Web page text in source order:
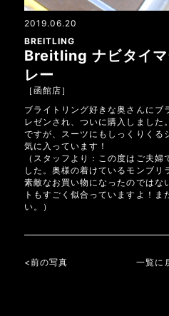
2019.06.20
BREITLING
Breitling ナビタイ
レー
［函館店］
ブライトリング好きな奥さんに
レゼンされ、ついに購入しました
ですが、スーツにもしっくりくる
気に入っています！
（スタッフより：この度はご夫
した。奥様の着けているモンブリ
素敵なお買い物になったのではな
トもすごく似合っていますよ！ま
い。）
<前の写真 一覧に